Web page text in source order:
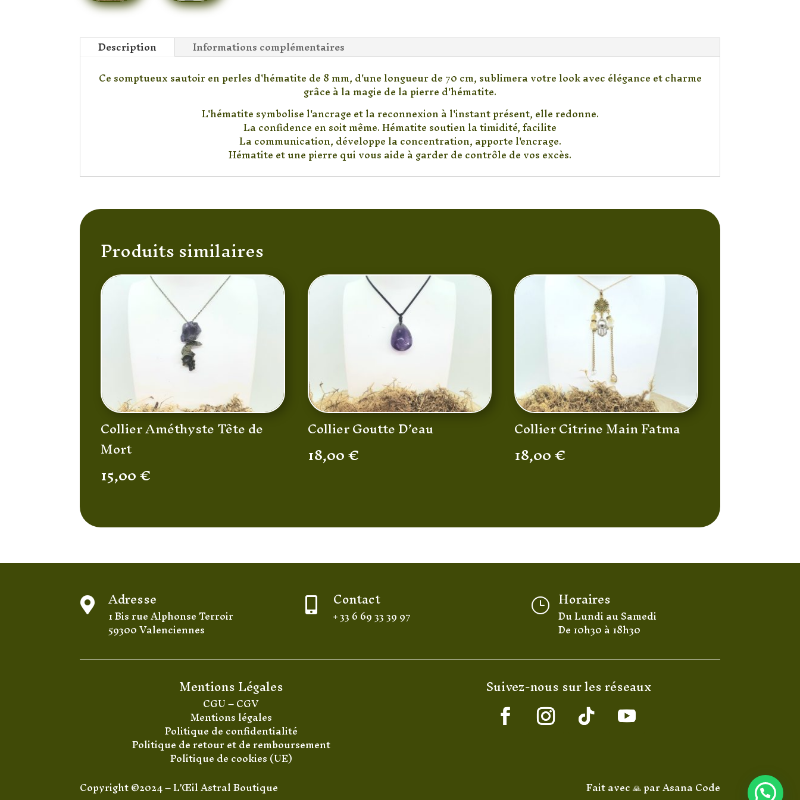
Description
Informations complémentaires
Ce somptueux sautoir en perles d'hématite de 8 mm, d'une longueur de 70 cm, sublimera votre look avec élégance et charme
grâce à la magie de la pierre d'hématite.
L'hématite symbolise l'ancrage et la reconnexion à l'instant présent, elle redonne.
La confidence en soit même. Hématite soutien la timidité, facilite
La communication, développe la concentration, apporte l'encrage.
Hématite et une pierre qui vous aide à garder de contrôle de vos excès.
Produits similaires
Collier Améthyste Tête de
Mort
15,00€
Collier Goutte D’eau
18,00€
Collier Citrine Main Fatma
18,00€
 Adresse
1 Bis rue Alphonse Terroir
59300 Valenciennes
 Contact
+ 33 6 69 33 39 97
} Horaires
Du Lundi au Samedi
De 10h30 à 18h30
Mentions Légales
CGU–CGV
Mentions légales
Politique de confidentialité
Politique de retour et de remboursement
Politique de cookies (UE)
Suivez-nous sur les réseaux
Copyright ©2024 – L’Œil Astral Boutique Fait avec 🙏 parAsana Code